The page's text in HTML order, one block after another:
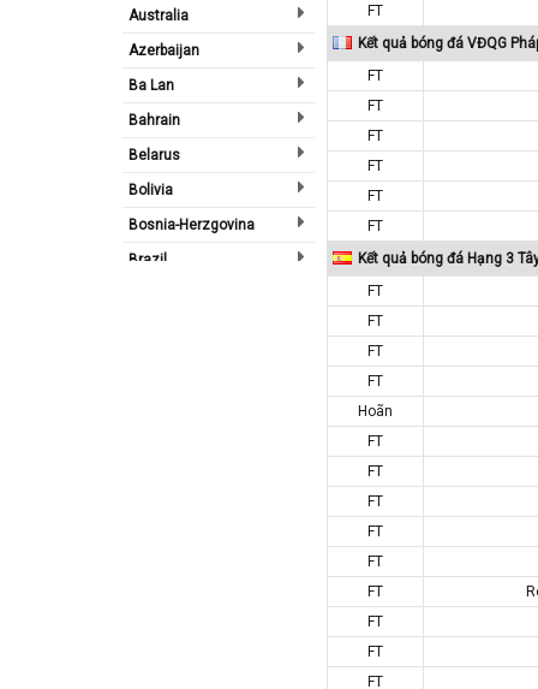
Australia
Azerbaijan
Ba Lan
Bahrain
Belarus
Bolivia
Bosnia-Herzgovina
Brazil
FT
Kết quả bóng đá VĐQG
FT
FT
FT
FT
FT
FT
Kết quả bóng đá Hạng 3
FT
FT
FT
FT
Hoãn
FT
FT
FT
FT
FT
FT
FT
FT
FT